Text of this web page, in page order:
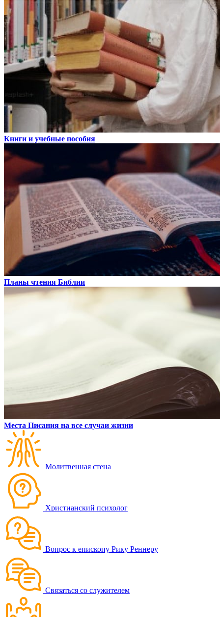
Книги и учебные пособия
Планы чтения Библии
Места Писания на все случаи жизни
Молитвенная стена
Христианский психолог
Вопрос к епископу Рику Реннеру
Связаться со служителем